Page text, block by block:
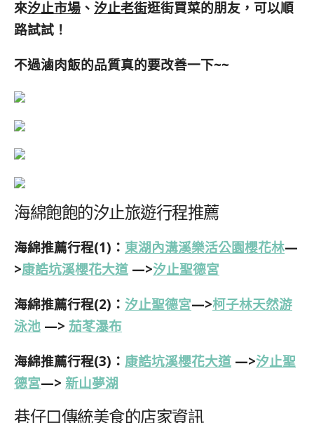
來汐止市場 、 汐止老街逛街買菜的朋友，可以順
路試試！
不過滷肉飯的品質真的要改善一下~~
海綿飽飽的汐止旅遊行程推薦
海綿推薦行程(1)： 東湖內溝溪樂活公園櫻花林—
>康誥坑溪櫻花大道 —>汐止聖德宮
海綿推薦行程(2)： 汐止聖德宮—>柯子林天然游
泳池 —> 茄苳瀑布
海綿推薦行程(3)： 康誥坑溪櫻花大道 —>汐止聖
德宮—> 新山夢湖
巷仔口傳統美食的店家資訊